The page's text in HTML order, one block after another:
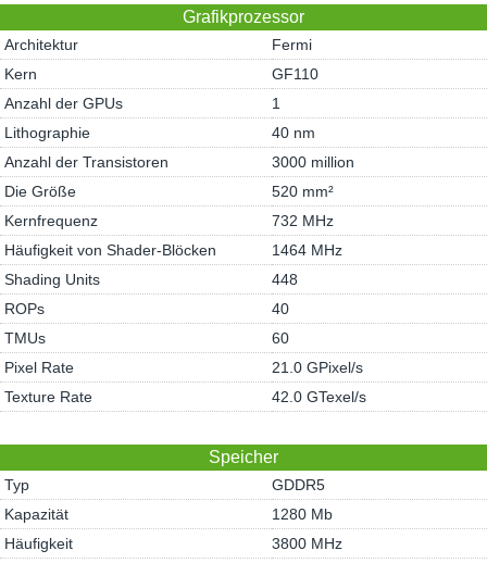
Grafikprozessor
Architektur
Fermi
Kern
GF110
Anzahl der GPUs
1
Lithographie
40 nm
Anzahl der Transistoren
3000 million
Die Größe
520 mm²
Kernfrequenz
732 MHz
Häufigkeit von Shader-Blöcken
1464 MHz
Shading Units
448
ROPs
40
TMUs
60
Pixel Rate
21.0 GPixel/s
Texture Rate
42.0 GTexel/s
Speicher
Typ
GDDR5
Kapazität
1280 Mb
Häufigkeit
3800 MHz